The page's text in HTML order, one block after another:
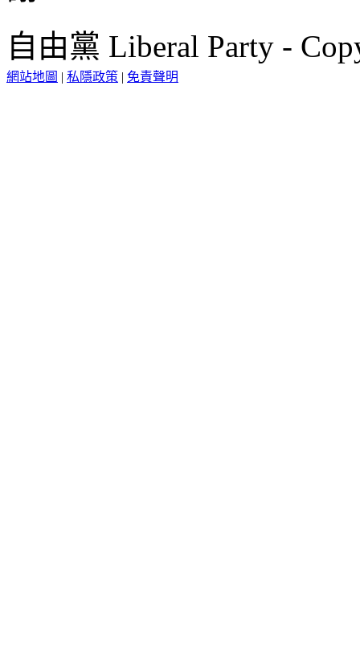
自由黨 Liberal Party -
網站地圖 | 私隱政策 | 免責聲明